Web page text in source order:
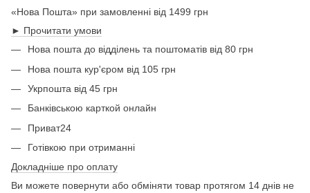
«Нова Пошта» при замовленні від 1499 грн
► Прочитати умови
Нова пошта до відділень та поштоматів від 80 грн
Нова пошта кур'єром від 105 грн
Укрпошта від 45 грн
Банківською карткой онлайн
Приват24
Готівкою при отриманні
Докладніше про оплату
Ви можете повернути або обміняти товар протягом 14 днів не